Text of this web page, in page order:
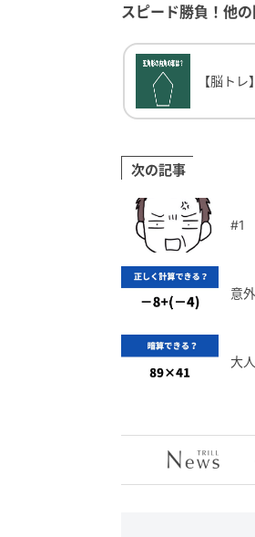
スピード勝負！他
【脳トレ】角度を
【脳ト
次の記事
#1
意
大